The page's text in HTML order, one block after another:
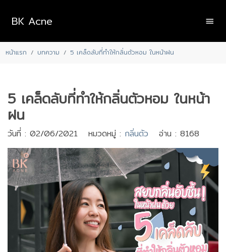
BK Acne
หน้าแรก บทความ 5 เคล็ดลับที่ทำให้กลิ่นตัวหอม ในหน้าฝน
5 เคล็ดลับที่ทำให้กลิ่นตัวหอม ในหน้า
ฝน
วันที่ : 02/06/2021 หมวดหมู่ : กลิ่นตัว อ่าน : 8168